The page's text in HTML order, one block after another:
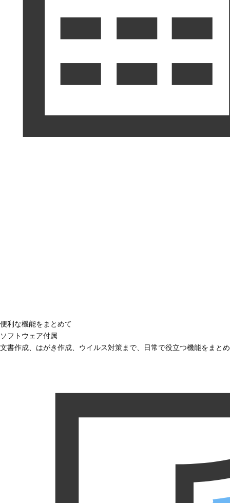
便利な機能をまとめて
ソフトウェア付属
文書作成、はがき作成、ウイルス対策まで、日常で役立つ機能をまと